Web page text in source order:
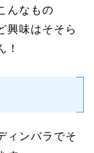
んなもの
興味はそそら
ィンバラでそ